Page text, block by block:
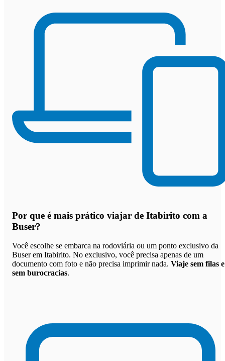
Por que é mais prático viajar de Itabirito com a
Buser?
Você escolhe se embarca na rodoviária ou um ponto exclusivo da
Buser em Itabirito. No exclusivo, você precisa apenas de um
documento com foto e não precisa imprimir nada. Viaje sem filas e
sem burocracias.